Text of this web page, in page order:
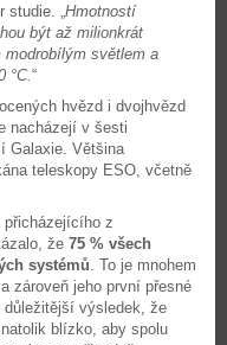
studie. „Hmotností
být až milionkrát
světlem a
°C.“
hvězd i dvojhvězd
nacházejí v šesti
Galaxie. Většina
teleskopy ESO, včetně
přicházejícího z
že 75 % všech
systémů. To je mnohem
zároveň jeho první přesné
výsledek, že
blízko, aby spolu